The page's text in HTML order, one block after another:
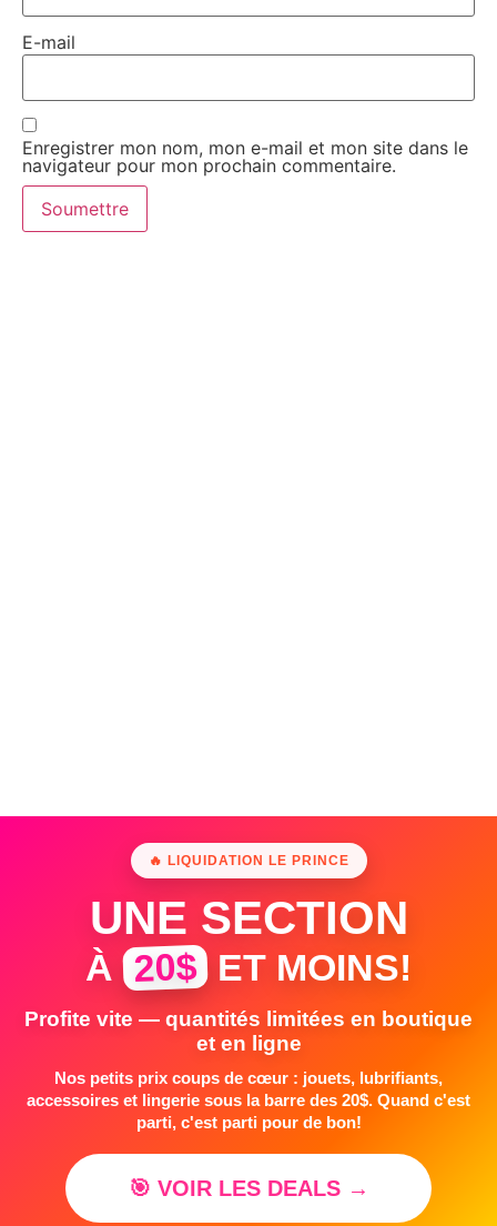
E-mail
Enregistrer mon nom, mon e-mail et mon site dans le
navigateur pour mon prochain commentaire.
🔥 LIQUIDATION LE PRINCE
UNE SECTION
À 20$ ET MOINS!
Profite vite — quantités limitées en boutique
et en ligne
Nos petits prix coups de cœur : jouets, lubrifiants,
accessoires et lingerie sous la barre des 20$. Quand c'est
parti, c'est parti pour de bon!
🎯 VOIR LES DEALS →